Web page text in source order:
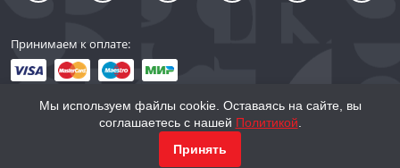
Принимаем к оплате:
© 2002–2026 «Торговый Дом Книги «МОСКВА»
Мы используем файлы cookie. Оставаясь на сайте, вы
соглашаетесь с нашей Политикой
Принять